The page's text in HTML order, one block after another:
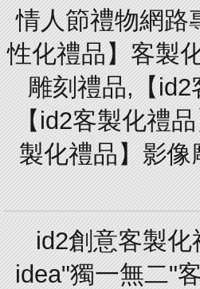
情人節禮物網路
性化禮品】客製
雕刻禮品,【
【id2客製化禮
製化禮品】影
id2創意客製化
idea"獨一無二"